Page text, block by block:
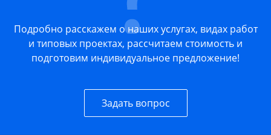
Подробно расскажем о наших услугах, видах работ
и типовых проектах, рассчитаем стоимость и
подготовим индивидуальное предложение!
Задать вопрос